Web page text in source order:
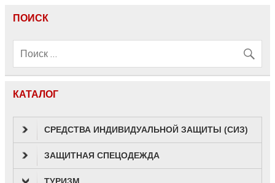
ПОИСК
КАТАЛОГ
СРЕДСТВА ИНДИВИДУАЛЬНОЙ ЗАЩИТЫ (СИЗ)
ЗАЩИТНАЯ СПЕЦОДЕЖДА
ТУРИЗМ